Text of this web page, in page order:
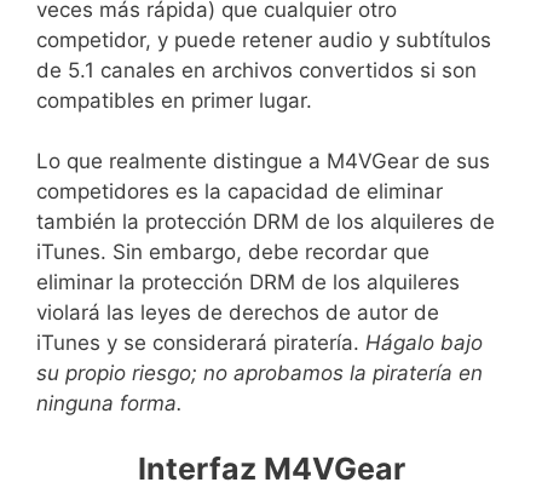
veces más rápida) que cualquier otro
competidor, y puede retener audio y subtítulos
de 5.1 canales en archivos convertidos si son
compatibles en primer lugar.
Lo que realmente distingue a M4VGear de sus
competidores es la capacidad de eliminar
también la protección DRM de los alquileres de
iTunes. Sin embargo, debe recordar que
eliminar la protección DRM de los alquileres
violará las leyes de derechos de autor de
iTunes y se considerará piratería. Hágalo bajo
su propio riesgo; no aprobamos la piratería en
ninguna forma.
Interfaz M4VGear